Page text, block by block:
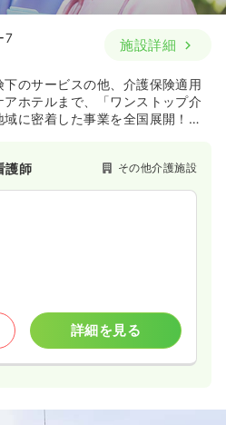
7 施設詳細
下のサービスの他、介護保険適用
ホテルまで、「ワンストップ介
に密着した事業を全国展開！
護師 その他介護施設
詳細を見る